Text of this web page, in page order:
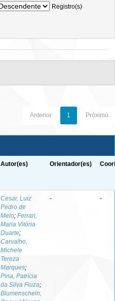
Registro(s)
Anterior 1 Próximo
Autor(es) Orientador(es)
Cesar, Luiz
Pedro de
Melo; Ferrari,
Maria Vitória
Duarte;
Carvalho,
Michele
Tereza
Marques;
Pina, Patrícia
da Silva Fiuza;
Blumenschein,
- -